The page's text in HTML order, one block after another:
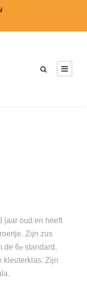
jaar oud en heeft
Zijn zus
de 6e standard,
kleuterklas. Zijn